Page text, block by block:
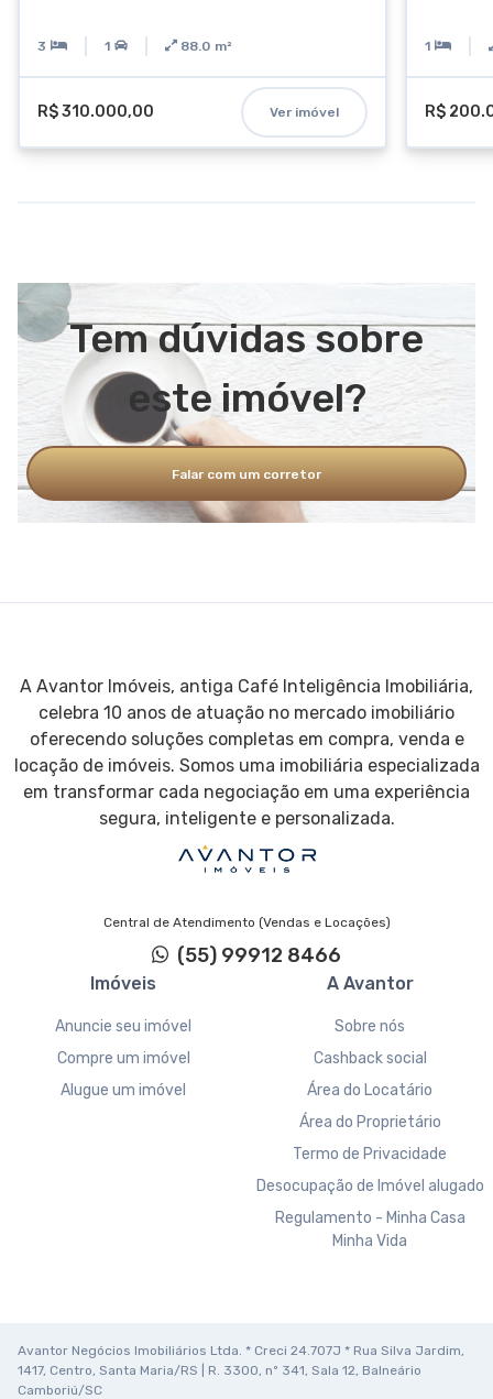
3 1 88.0 m²
R$ 310.000,00 Ver imóvel
1
R$
Tem dúvidas sobre
este imóvel?
Falar com um corretor
A Avantor Imóveis, antiga Café Inteligência Imobiliária,
celebra 10 anos de atuação no mercado imobiliário
oferecendo soluções completas em compra, venda e
locação de imóveis. Somos uma imobiliária especializada
em transformar cada negociação em uma experiência
segura, inteligente e personalizada.
Central de Atendimento (Vendas e Locações)
(55) 99912 8466
Imóveis
Anuncie seu imóvel
Compre um imóvel
Alugue um imóvel
A Avantor
Sobre nós
Cashback social
Área do Locatário
Área do Proprietário
Termo de Privacidade
Desocupação de Imóvel alugado
Regulamento - Minha Casa
Minha Vida
Avantor Negócios Imobiliários Ltda. * Creci 24.707J * Rua Silva Jardim,
1417, Centro, Santa Maria/RS | R. 3300, nº 341, Sala 12, Balneário
Camboriú/SC